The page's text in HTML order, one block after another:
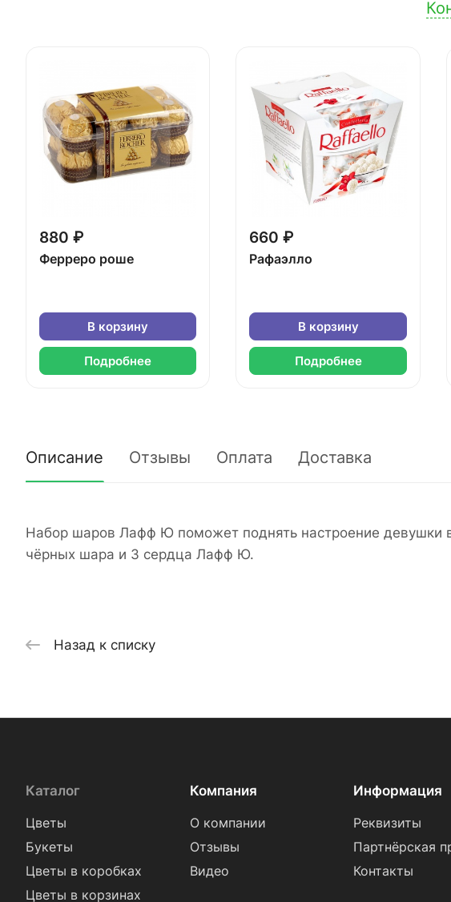
880 ₽
Ферреро роше
В корзину
Подробнее
660 ₽
Рафаэлло
В корзину
Подробнее
Описание Отзывы Оплата Доставка
Набор шаров Лафф Ю поможет поднять настроение девушки
чёрных шара и 3 сердца Лафф Ю.
Назад к списку
Каталог
Цветы
Букеты
Цветы в коробках
Цветы в корзинах
Компания
О компании
Отзывы
Видео
Информация
Реквизиты
Партнёрская
Контакты